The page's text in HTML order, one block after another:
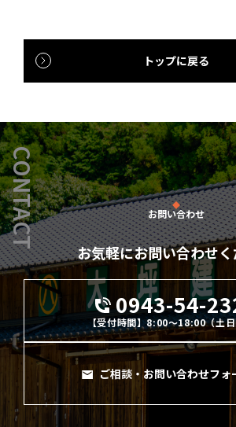
トップに戻る
お問い合わせ
CONTACT
お気軽にお問い合わせ
0943-54-
【受付時間】8:00～18:00（土
ご相談・お問い合わせフォ